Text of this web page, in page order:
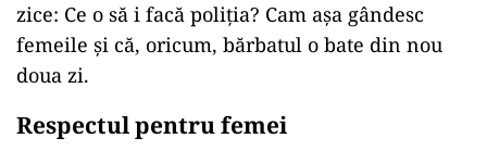
zice: Ce o să i facă poliția? Cam așa gândesc
femeile și că, oricum, bărbatul o bate din nou
doua zi.
Respectul pentru femei